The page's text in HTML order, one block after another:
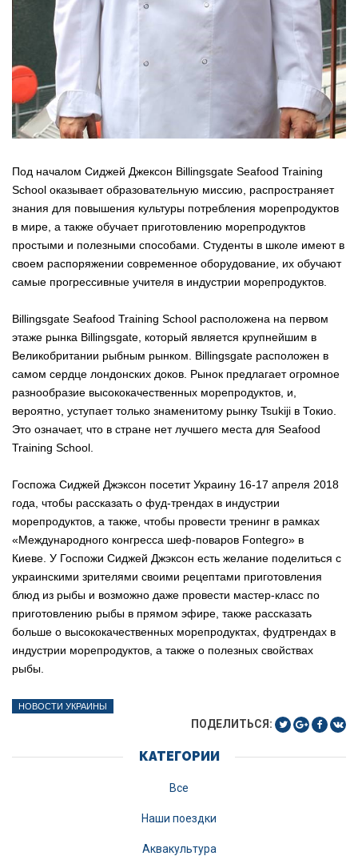
Под началом Сиджей Джексон Billingsgate Seafood Training
School оказывает образовательную миссию, распространяет
знания для повышения культуры потребления морепродуктов
в мире, а также обучает приготовлению морепродуктов
простыми и полезными способами. Студенты в школе имеют в
своем распоряжении современное оборудование, их обучают
самые прогрессивные учителя в индустрии морепродуктов.
Billingsgate Seafood Training School расположена на первом
этаже рынка Billingsgate, который является крупнейшим в
Великобритании рыбным рынком. Billingsgate расположен в
самом сердце лондонских доков. Рынок предлагает огромное
разнообразие высококачественных морепродуктов, и,
вероятно, уступает только знаменитому рынку Tsukiji в Токио.
Это означает, что в стране нет лучшего места для Seafood
Training School.
Госпожа Сиджей Джэксон посетит Украину 16-17 апреля 2018
года, чтобы рассказать о фуд-трендах в индустрии
морепродуктов, а также, чтобы провести тренинг в рамках
«Международного конгресса шеф-поваров Fontegro» в
Киеве. У Госпожи Сиджей Джэксон есть желание поделиться с
украинскими зрителями своими рецептами приготовления
блюд из рыбы и возможно даже провести мастер-класс по
приготовлению рыбы в прямом эфире, также рассказать
больше о высококачественных морепродуктах, фудтрендах в
индустрии морепродуктов, а также о полезных свойствах
рыбы.
НОВОСТИ УКРАИНЫ
ПОДЕЛИТЬСЯ:
КАТЕГОРИИ
Все
Наши поездки
Аквакультура